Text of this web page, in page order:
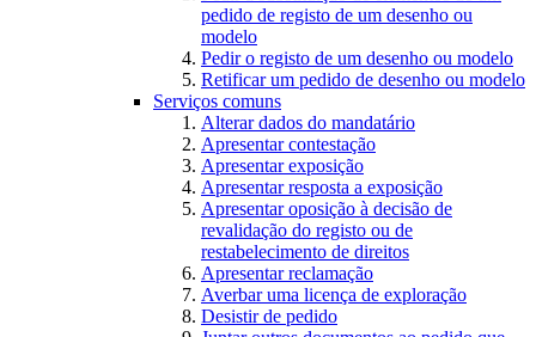
pedido de registo de um desenho ou
modelo
Pedir o registo de um desenho ou modelo
Retificar um pedido de desenho ou modelo
Serviços comuns
Alterar dados do mandatário
Apresentar contestação
Apresentar exposição
Apresentar resposta a exposição
Apresentar oposição à decisão de
revalidação do registo ou de
restabelecimento de direitos
Apresentar reclamação
Averbar uma licença de exploração
Desistir de pedido